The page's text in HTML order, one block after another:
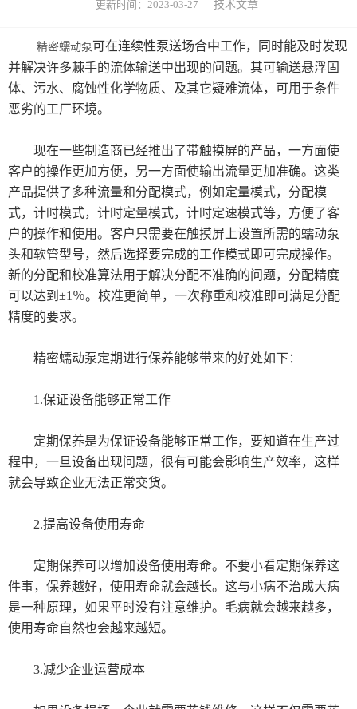
公司新闻 技术文章
联系我们
更新时间：2023-03-27 技术文章
精密蠕动泵可在连续性泵送场合中工作，同时能及时发现
并解决许多棘手的流体输送中出现的问题。其可输送悬浮固
体、污水、腐蚀性化学物质、及其它疑难流体，可用于条件
恶劣的工厂环境。
现在一些制造商已经推出了带触摸屏的产品，一方面使
客户的操作更加方便，另一方面使输出流量更加准确。这类
产品提供了多种流量和分配模式，例如定量模式，分配模
式，计时模式，计时定量模式，计时定速模式等，方便了客
户的操作和使用。客户只需要在触摸屏上设置所需的蠕动泵
头和软管型号，然后选择要完成的工作模式即可完成操作。
新的分配和校准算法用于解决分配不准确的问题，分配精度
可以达到±1％。校准更简单，一次称重和校准即可满足分配
精度的要求。
精密蠕动泵定期进行保养能够带来的好处如下：
1.保证设备能够正常工作
定期保养是为保证设备能够正常工作，要知道在生产过
程中，一旦设备出现问题，很有可能会影响生产效率，这样
就会导致企业无法正常交货。
2.提高设备使用寿命
定期保养可以增加设备使用寿命。不要小看定期保养这
件事，保养越好，使用寿命就会越长。这与小病不治成大病
是一种原理，如果平时没有注意维护。毛病就会越来越多，
使用寿命自然也会越来越短。
3.减少企业运营成本